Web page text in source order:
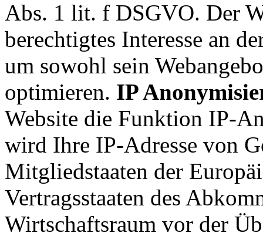
Abs. 1 lit. f DSGVO. Der
berechtigtes Interesse an
um sowohl sein
optimieren. IP
Website die Funktion IP-
wird Ihre IP-Adresse von
Mitgliedstaaten der
Vertragsstaaten des
Wirtschaftsraum vor der